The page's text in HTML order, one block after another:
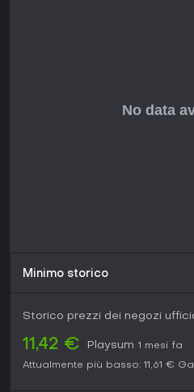
Minimo storico
Storico prezzi dei negozi
11,42 € Playsum 1 mesi fa
Attualmente più basso: 11,61 €